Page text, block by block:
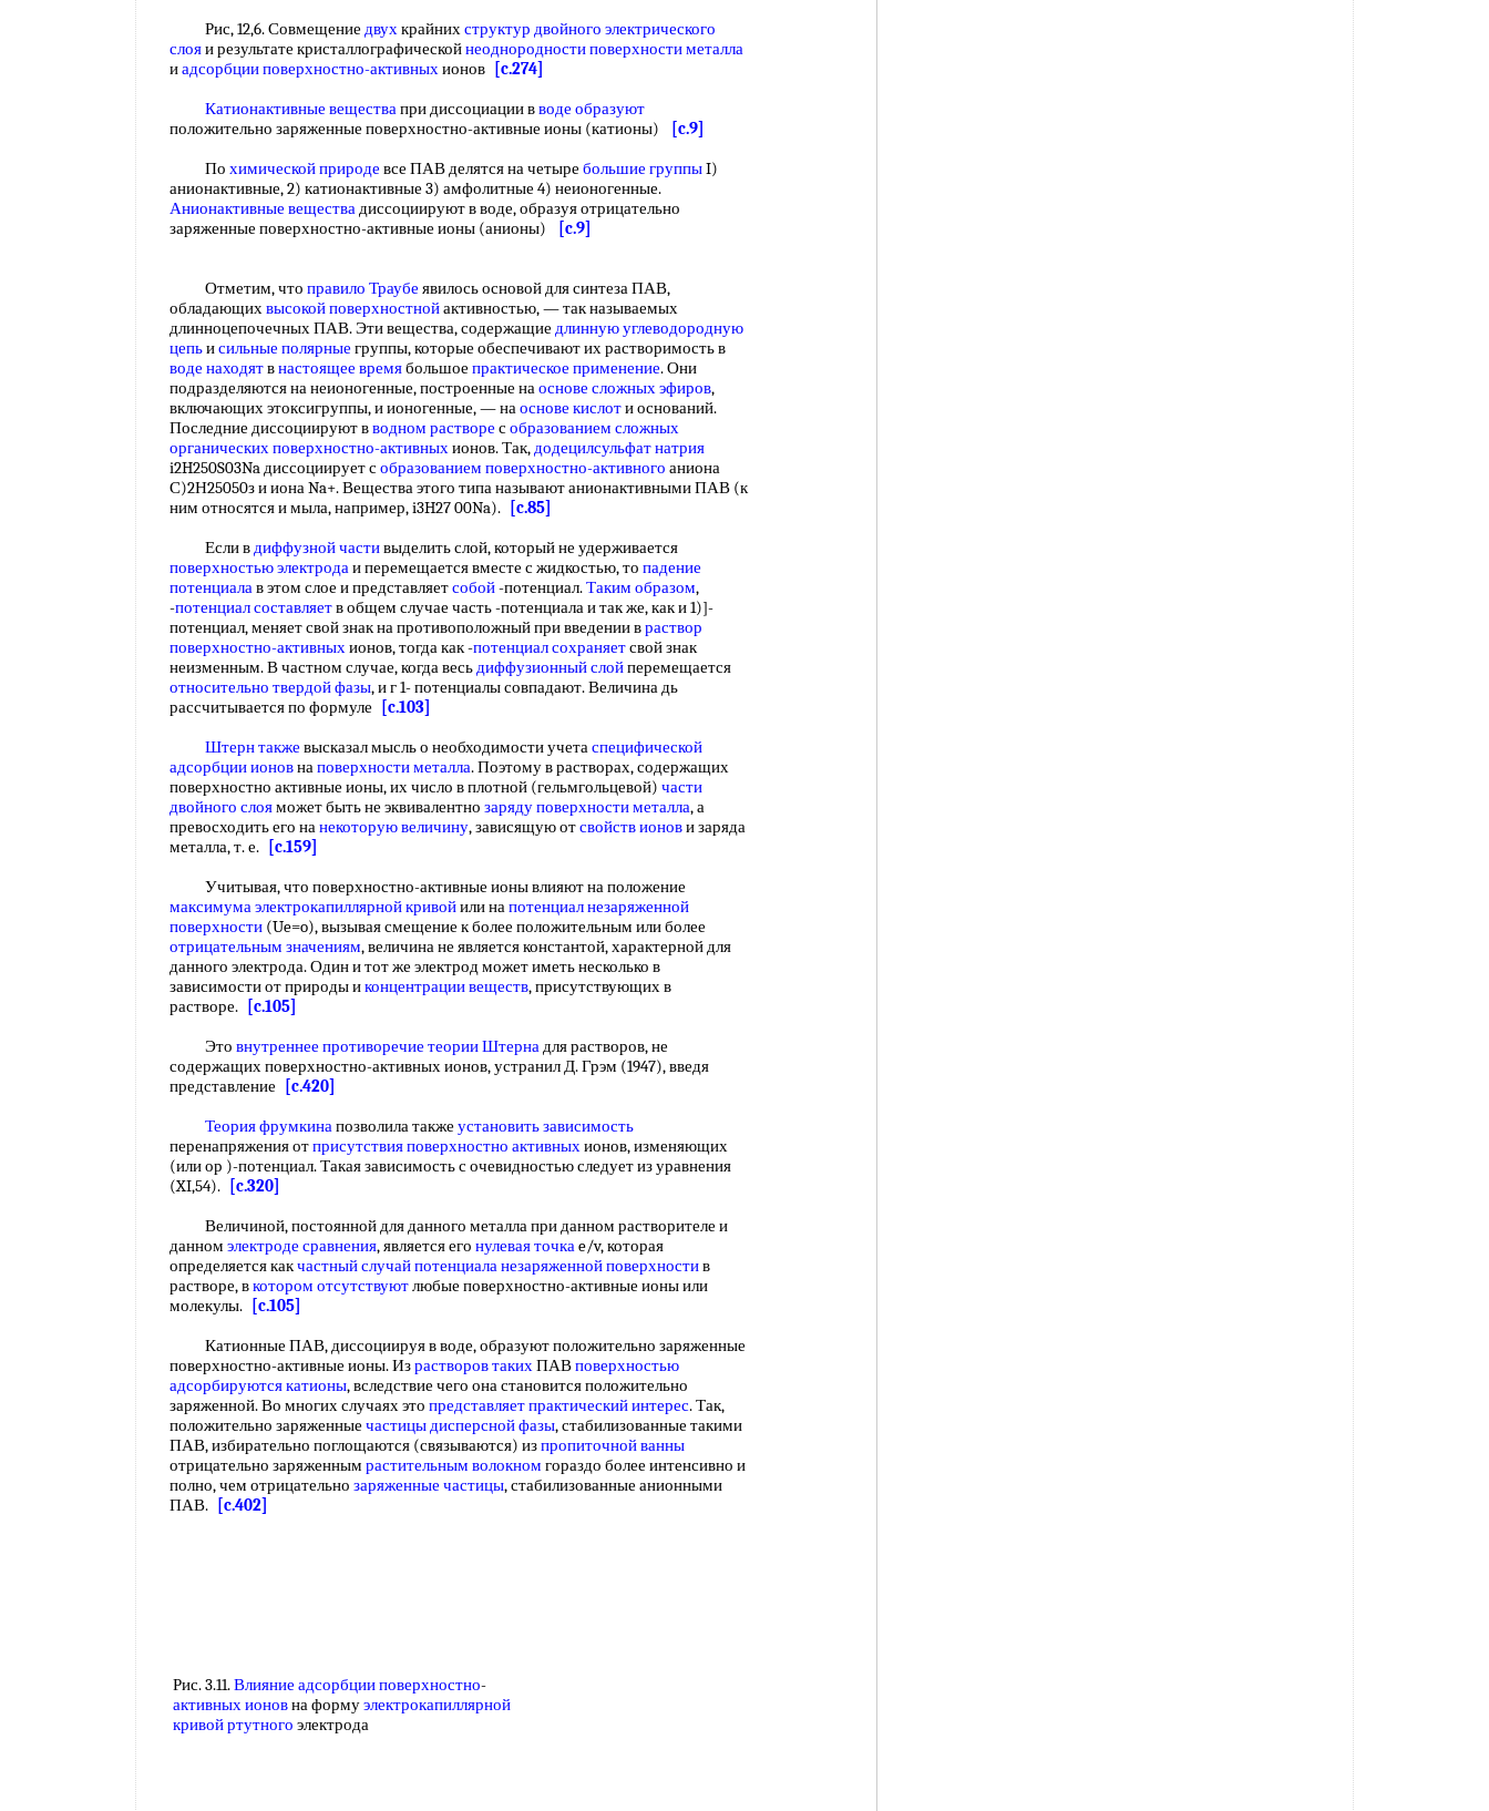
Рис, 12,6. Совмещение двухкрайнихструктур двойного электрического
слояи результате кристаллографическойнеоднородности поверхности металла
иадсорбции поверхностно-активныхионов
[c.274]
Катионактивные веществапри диссоциации вводе образуют
положительно заряженные поверхностно-активные ионы (катионы)
[c.9]
По химической природе все ПАВ делятся на четыре большие группыI)
анионактивные, 2) катионактивные 3) амфолитные 4) неионогенные.
Анионактивные веществадиссоциируют в воде, образуя отрицательно
заряженные поверхностно-активные ионы (анионы)
[c.9]
Отметим, что правило Траубе явилось основой для синтеза ПАВ,
обладающихвысокой поверхностнойактивностью, — так называемых
длинноцепочечных ПАВ. Эти вещества, содержащие длинную углеводородную
цепьисильные полярные группы, которые обеспечивают их растворимость в
воде находятвнастоящее времябольшое практическое применение. Они
подразделяются на неионогенные, построенные наоснове сложных эфиров,
включающих этоксигруппы, и ионогенные, — наоснове кислоти оснований.
Последние диссоциируют вводном растворе собразованием сложных
органических поверхностно-активныхионов. Так,додецилсульфат натрия
i2H250S03Na диссоциирует собразованием поверхностно-активного аниона
С)2Н25050з и иона Na+. Вещества этого типа называют анионактивными ПАВ (к
ним относятся и мыла, например, i3H27 00Na).
[c.85]
Если вдиффузной частивыделить слой, который не удерживается
поверхностью электродаи перемещается вместе с жидкостью, то падение
потенциалав этом слое и представляетсобой-потенциал.Таким образом,
-потенциал составляетв общем случае часть -потенциала и так же, как и 1)]-
потенциал, меняет свой знак на противоположный при введении враствор
поверхностно-активныхионов, тогда как -потенциал сохраняетсвой знак
неизменным. В частном случае, когда весьдиффузионный слойперемещается
относительно твердой фазы, и г 1- потенциалы совпадают. Величина дь
рассчитывается по формуле
[c.103]
Штерн также высказал мысль о необходимости учетаспецифической
адсорбции ионовнаповерхности металла. Поэтому в растворах, содержащих
поверхностно активные ионы, их число в плотной (гельмгольцевой) части
двойного слояможет быть не эквивалентно заряду поверхности металла, а
превосходить его нанекоторую величину, зависящую отсвойств ионови заряда
металла, т. е.
[c.159]
Учитывая, что поверхностно-активные ионы влияют на положение
максимума электрокапиллярной кривойили напотенциал незаряженной
поверхности (Ue=o), вызывая смещение к более положительным или более
отрицательным значениям, величина не является константой, характерной для
данного электрода. Один и тот же электрод может иметь несколько в
зависимости от природы иконцентрации веществ, присутствующих в
растворе.
[c.105]
Это внутреннее противоречие теории Штернадля растворов, не
содержащих поверхностно-активных ионов, устранил Д. Грэм (1947), введя
представление
[c.420]
Теория фрумкинапозволила также установить зависимость
перенапряжения отприсутствия поверхностно активныхионов, изменяющих
(или ор )-потенциал. Такая зависимость с очевидностью следует из уравнения
(XI,54).
[c.320]
Величиной, постоянной для данного металла при данном растворителе и
данном электроде сравнения, является его нулевая точкаe/v, которая
определяется какчастный случайпотенциала незаряженной поверхностив
растворе, вкотором отсутствуютлюбые поверхностно-активные ионы или
молекулы.
[c.105]
Катионные ПАВ, диссоциируя в воде, образуют положительно заряженные
поверхностно-активные ионы. Израстворов такихПАВповерхностью
адсорбируются катионы, вследствие чего она становится положительно
заряженной. Во многих случаях это представляет практический интерес. Так,
положительно заряженные частицы дисперсной фазы, стабилизованные такими
ПАВ, избирательно поглощаются (связываются) изпропиточной ванны
отрицательно заряженным растительным волокном гораздо более интенсивно и
полно, чем отрицательно заряженные частицы, стабилизованные анионными
ПАВ.
[c.402]
Рис. 3.11.Влияние адсорбции поверхностно-
активных ионовна формуэлектрокапиллярной
кривой ртутного электрода